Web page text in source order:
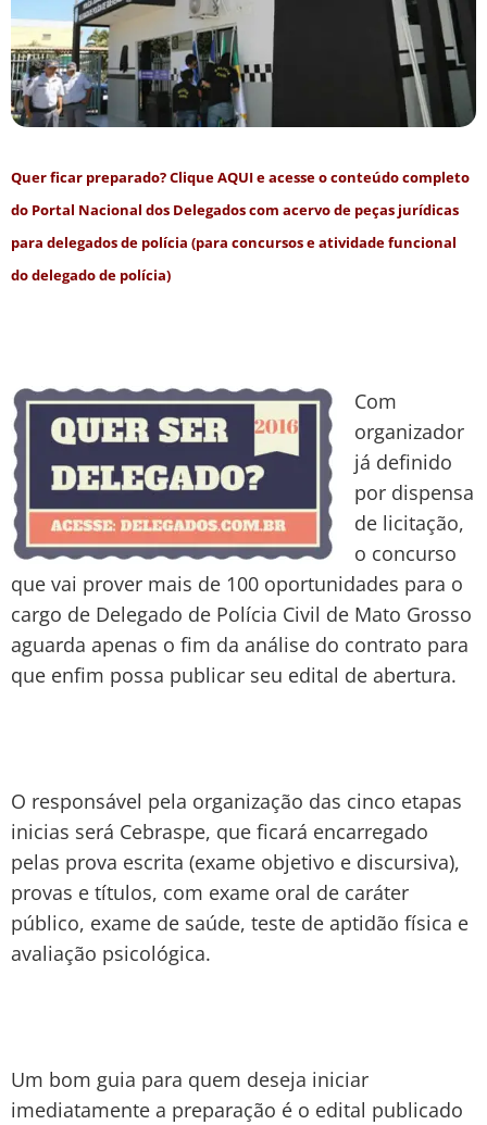
Quer ficar preparado? CliqueAQUIe acesse o conteúdo completo
do Portal Nacional dos Delegados com acervo de peças jurídicas
para delegados de polícia (para concursos e atividade funcional
do delegado de polícia)
Com
organizador
já definido
por dispensa
de licitação,
o concurso
que vai prover mais de 100 oportunidades para o
cargo de Delegado de Polícia Civil de Mato Grosso
aguarda apenas o fim da análise do contrato para
que enfim possa publicar seu edital de abertura.
O responsável pela organização das cinco etapas
inicias será Cebraspe, que ficará encarregado
pelas prova escrita (exame objetivo e discursiva),
provas e títulos, com exame oral de caráter
público, exame de saúde, teste de aptidão física e
avaliação psicológica.
Um bom guia para quem deseja iniciar
imediatamente a preparação é o edital publicado